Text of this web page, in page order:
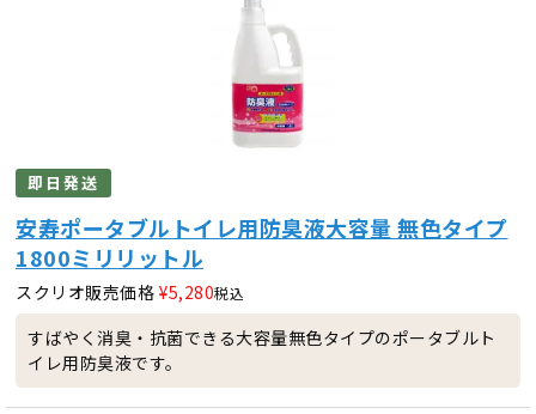
即日発送
安寿ポータブルトイレ用防臭液大容量 無色タイプ
1800ミリリットル
スクリオ販売価格 ¥5,280税込
すばやく消臭・抗菌できる大容量無色タイプのポータブルト
イレ用防臭液です。